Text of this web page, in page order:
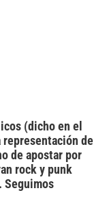
(dicho en el
de
de apostar por
rock y punk
Seguimos